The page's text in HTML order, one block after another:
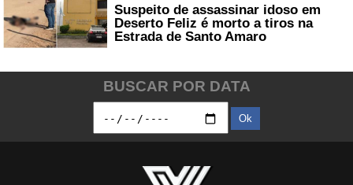
Suspeito de assassinar idoso em
Deserto Feliz é morto a tiros na
Estrada de Santo Amaro
BUSCAR POR DATA
Ok